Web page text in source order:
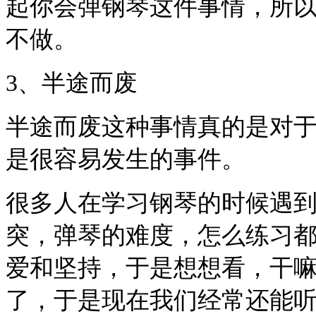
起你会弹钢琴这件事情，所
不做。
3、半途而废
半途而废这种事情真的是对
是很容易发生的事件。
很多人在学习钢琴的时候遇
突，弹琴的难度，怎么练习
爱和坚持，于是想想看，干
了，于是现在我们经常还能